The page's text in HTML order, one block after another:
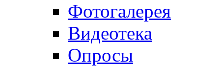
Фотогалерея
Видеотека
Опросы